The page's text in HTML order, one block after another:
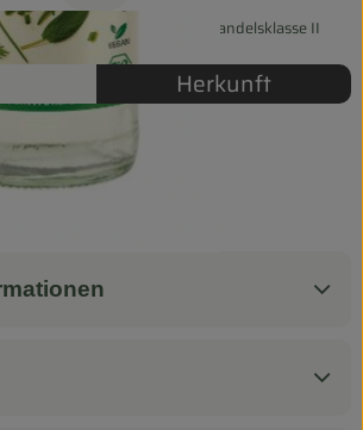
& Reitbetrieb
l 7,18 €/ l 7% MwSt Handelsklasse II
Herkunft